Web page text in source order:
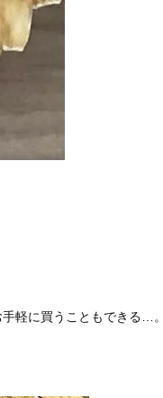
軽に買うこともできる…。